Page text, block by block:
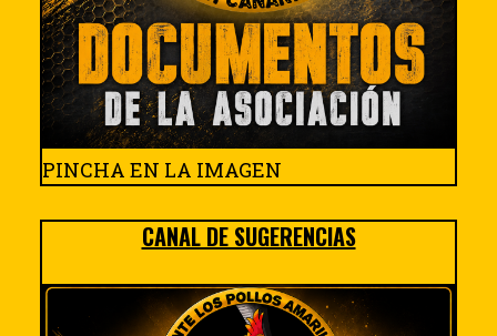
PINCHA EN LA IMAGEN
CANAL DE SUGERENCIAS